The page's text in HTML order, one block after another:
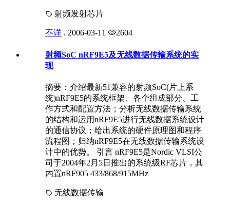
射频发射芯片
不详 . 2006-03-11 2604
射频SoC nRF9E5及无线数据传输系统的实
现
摘要：介绍最新51兼容的射频SoC(片上系
统)nRF9E5的系统框架、各个组成部分、工
作方式和配置方法；分析无线数据传输系统
的结构和运用nRF9E5进行无线数据系统设计
的通信协议；给出系统的硬件原理图和程序
流程图；归纳nRF9E5在无线数据传输系统设
计中的优势。 引言 nRF9E5是Nordic VLSI公
司于2004年2月5日推出的系统级RF芯片，其
内置nRF905 433/868/915MHz
无线数据传输